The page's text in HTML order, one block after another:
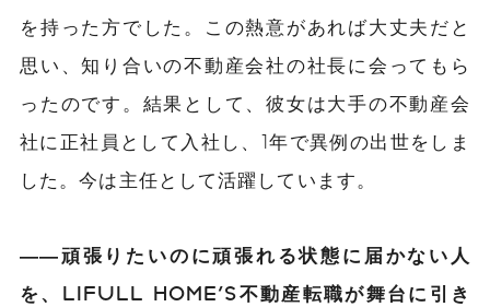
を持った方でした。この熱意があれば大丈夫だと
思い、知り合いの不動産会社の社長に会ってもら
ったのです。結果として、彼女は大手の不動産会
社に正社員として入社し、1年で異例の出世をしま
した。今は主任として活躍しています。
――頑張りたいのに頑張れる状態に届かない人
を、LIFULL HOME'S不動産転職が舞台に引き